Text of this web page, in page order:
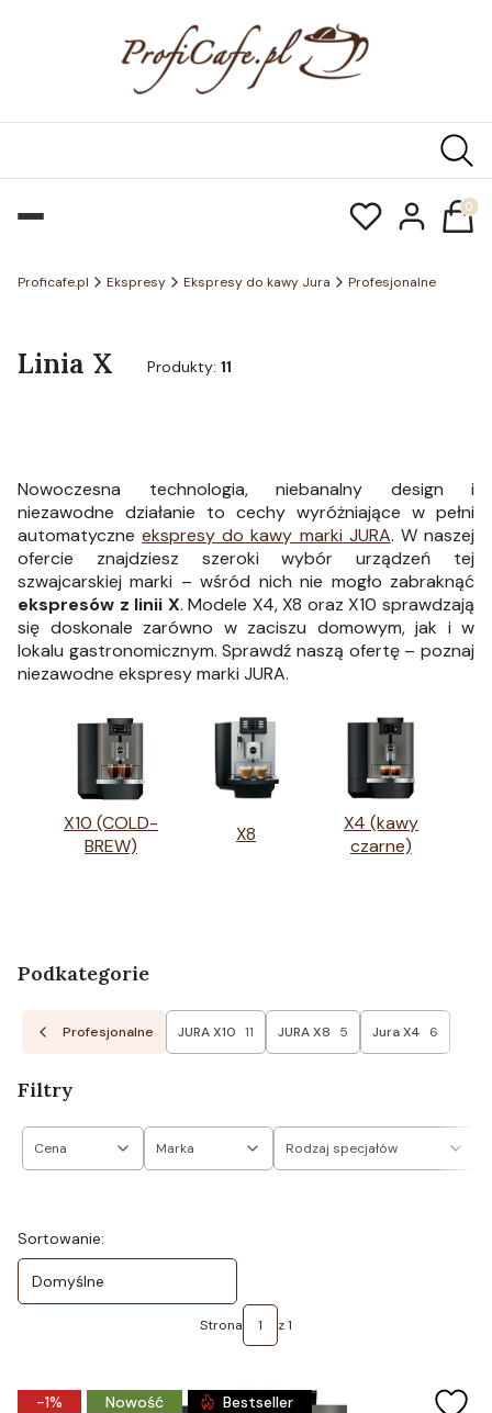
Proficafe.pl Ekspresy Ekspresy do kawy Jura Profesjonalne
Linia X Produkty: 11
Nowoczesna technologia, niebanalny design i
niezawodne działanie to cechy wyróżniające w pełni
automatyczneekspresy do kawy marki JURA. W naszej
ofercie znajdziesz szeroki wybór urządzeń tej
szwajcarskiej marki – wśród nich nie mogło zabraknąć
ekspresów z linii X. Modele X4, X8 oraz X10 sprawdzają
się doskonale zarówno w zaciszu domowym, jak i w
lokalu gastronomicznym. Sprawdź naszą ofertę – poznaj
niezawodne ekspresy marki JURA.
X10 (COLD-
BREW)
X8
X4 (kawy
czarne)
Podkategorie
Profesjonalne JURA X10 11 JURA X8 5 Jura X4 6
Filtry
Cena Marka Rodzaj specjałów
Lista produktów
Sortowanie:
Domyślne
Strona z 1
-1% Nowość Bestseller